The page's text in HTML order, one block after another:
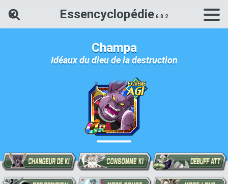
Essencyclopédie
Rechercher une carte Dokkan
Champa
Idéaux du dieu de la destruction